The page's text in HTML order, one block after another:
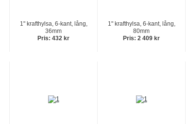
1" krafthylsa, 6-kant, lång,
36mm
Pris: 432 kr
1" krafthylsa, 6-kant, lång,
80mm
Pris: 2 409 kr